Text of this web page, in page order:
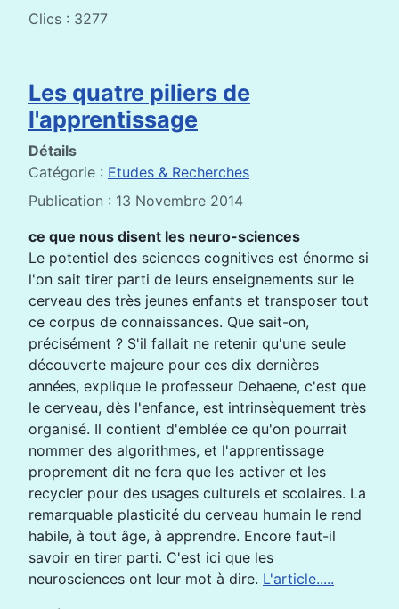
Clics : 3277
Les quatre piliers de
l'apprentissage
Détails
Catégorie : Etudes & Recherches
Publication : 13 Novembre 2014
ce que nous disent les neuro-sciences
Le potentiel des sciences cognitives est énorme si
l'on sait tirer parti de leurs enseignements sur le
cerveau des très jeunes enfants et transposer tout
ce corpus de connaissances. Que sait-on,
précisément ? S'il fallait ne retenir qu'une seule
découverte majeure pour ces dix dernières
années, explique le professeur Dehaene, c'est que
le cerveau, dès l'enfance, est intrinsèquement très
organisé. Il contient d'emblée ce qu'on pourrait
nommer des algorithmes, et l'apprentissage
proprement dit ne fera que les activer et les
recycler pour des usages culturels et scolaires. La
remarquable plasticité du cerveau humain le rend
habile, à tout âge, à apprendre. Encore faut-il
savoir en tirer parti. C'est ici que les
neurosciences ont leur mot à dire. L'article.....